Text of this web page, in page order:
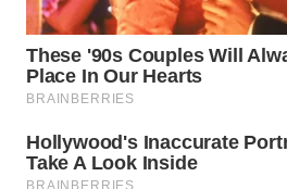
Wahana
Media
Group
WAHANA
NEWS